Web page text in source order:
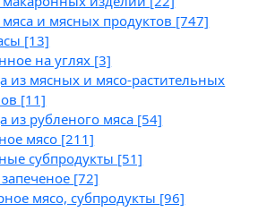
и мясных продуктов [747]
[13]
на углях [3]
из мясных и мясо-растительных
[11]
из рубленого мяса [54]
мясо [211]
субпродукты [51]
[72]
мясо, субпродукты [96]